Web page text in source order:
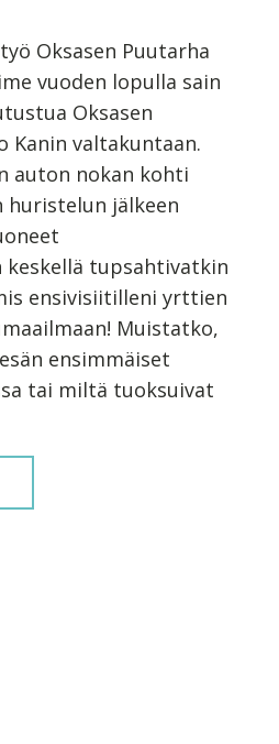
Oksasen Puutarha
vuoden lopulla sain
Oksasen
Kanin valtakuntaan.
auton nokan kohti
jälkeen
keskellä tupsahtivatkin
ensivisiitilleni yrttien
Muistatko,
ensimmäiset
tai miltä tuoksuivat